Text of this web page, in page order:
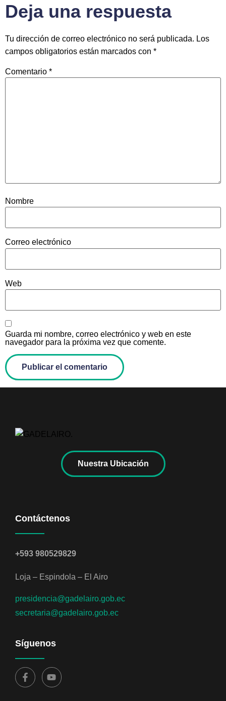
Deja una respuesta
Tu dirección de correo electrónico no será publicada. Los
campos obligatorios están marcados con *
Comentario *
Nombre
Correo electrónico
Web
Guarda mi nombre, correo electrónico y web en este
navegador para la próxima vez que comente.
Nuestra Ubicación
Contáctenos
+593 980529829
Loja – Espindola – El Airo
presidencia@gadelairo.gob.ec
secretaria@gadelairo.gob.ec
Síguenos